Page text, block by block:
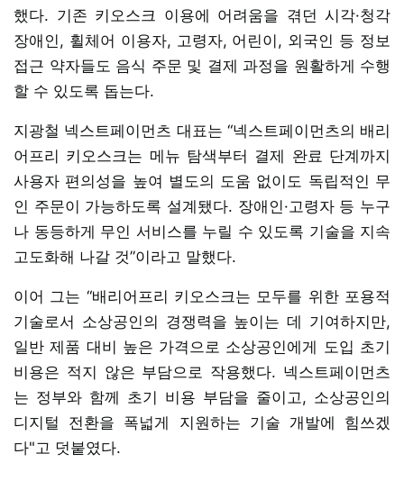
했다. 기존 키오스크 이용에 어려움을 겪던 시각·청각
장애인, 휠체어 이용자, 고령자, 어린이, 외국인 등 정보
접근 약자들도 음식 주문 및 결제 과정을 원활하게 수행
할 수 있도록 돕는다.
지광철 넥스트페이먼츠 대표는 “넥스트페이먼츠의 배리
어프리 키오스크는 메뉴 탐색부터 결제 완료 단계까지
사용자 편의성을 높여 별도의 도움 없이도 독립적인 무
인 주문이 가능하도록 설계됐다. 장애인·고령자 등 누구
나 동등하게 무인 서비스를 누릴 수 있도록 기술을 지속
고도화해 나갈 것”이라고 말했다.
이어 그는 “배리어프리 키오스크는 모두를 위한 포용적
기술로서 소상공인의 경쟁력을 높이는 데 기여하지만,
일반 제품 대비 높은 가격으로 소상공인에게 도입 초기
비용은 적지 않은 부담으로 작용했다. 넥스트페이먼츠
는 정부와 함께 초기 비용 부담을 줄이고, 소상공인의
디지털 전환을 폭넓게 지원하는 기술 개발에 힘쓰겠
다"고 덧붙였다.